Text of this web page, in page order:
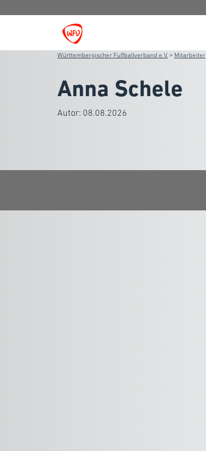
Württembergischer Fußballverband e.V. > Mitarbeiter
Anna Schele
Autor: 08.08.2026